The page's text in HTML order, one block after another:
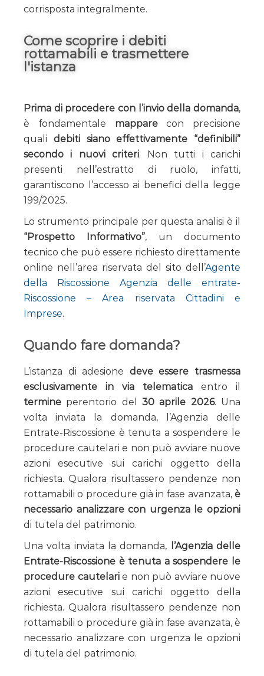
corrisposta integralmente.
Come scoprire i debiti
rottamabili e trasmettere
l'istanza
Prima di procedere con l’invio della domanda,
è fondamentale mapparecon precisione
quali debiti siano effettivamente “definibili”
secondo i nuovi criteri. Non tutti i carichi
presenti nell’estratto di ruolo, infatti,
garantiscono l’accesso ai benefici della legge
199/2025.
Lo strumento principale per questa analisi è il
“Prospetto Informativo”, un documento
tecnico che può essere richiesto direttamente
online nell’area riservata del sito dell’Agente
della Riscossione Agenzia delle entrate-
Riscossione – Area riservata Cittadini e
Imprese.
Quando fare domanda?
L’istanza di adesione deve essere trasmessa
esclusivamente in via telematica entro il
termine perentorio del 30 aprile 2026. Una
volta inviata la domanda, l’Agenzia delle
Entrate-Riscossione è tenuta a sospendere le
procedure cautelari e non può avviare nuove
azioni esecutive sui carichi oggetto della
richiesta. Qualora risultassero pendenze non
rottamabili o procedure già in fase avanzata, è
necessario analizzare con urgenza le opzioni
di tutela del patrimonio.
Una volta inviata la domanda,
l’Agenzia delle
Entrate-Riscossione è tenuta a sospendere le
procedure cautelarie non può avviare nuove
azioni esecutive sui carichi oggetto della
richiesta. Qualora risultassero pendenze non
rottamabili o procedure già in fase avanzata, è
necessario analizzare con urgenza le opzioni
di tutela del patrimonio.